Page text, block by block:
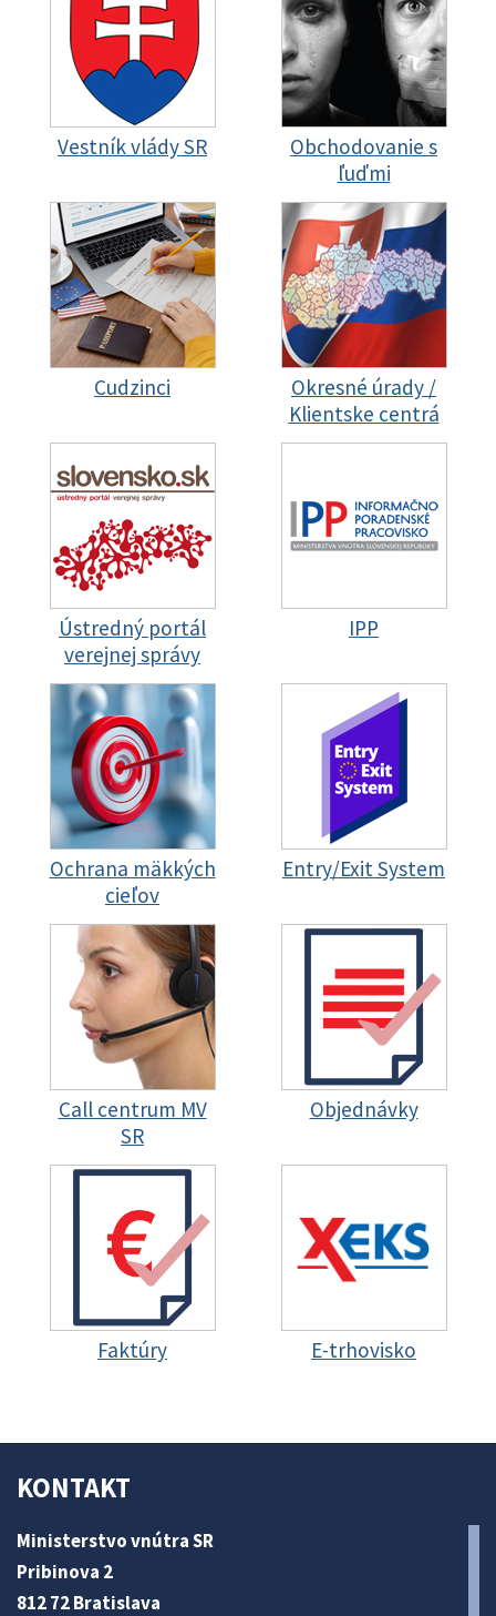
Vestník vlády SR
Obchodovanie s
ľuďmi
Cudzinci
Okresné úrady /
Klientske centrá
Ústredný portál
verejnej správy
IPP
Ochrana mäkkých
cieľov
Entry/Exit System
Call centrum MV
SR
Objednávky
Faktúry E-trhovisko
KONTAKT
Ministerstvo vnútra SR
Pribinova 2
812 72 Bratislava